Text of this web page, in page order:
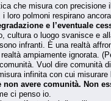
che misura con precisione
loro polmoni respirano
e l’eventuale
cultura o luogo svanisce e
infranti. È una realtà
ampiamente ignorata.
Vuol dire comunità
infinita con cui
avere comunità. Non
ci penso io.